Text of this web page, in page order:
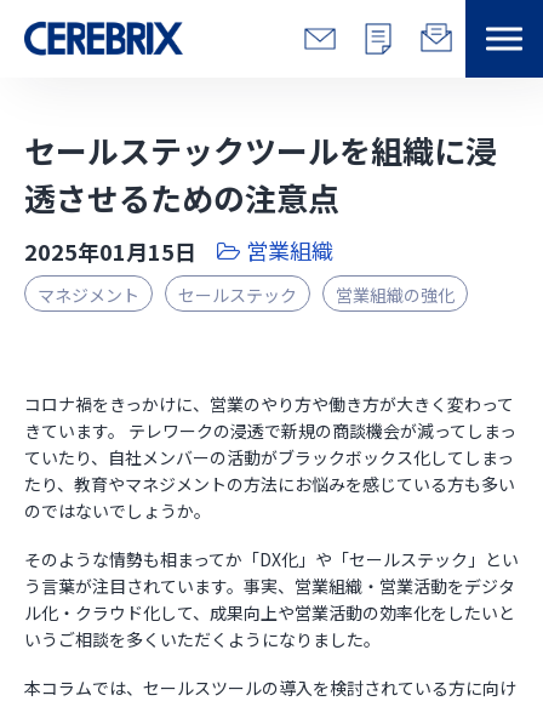
解決できる課題
サービス
セミナー
お役立ち資料
セールステックツールを組織に浸
透させるための注意点
2025年01月15日 営業組織
マネジメント セールステック 営業組織の強化
コロナ禍をきっかけに、営業のやり方や働き方が大きく変わって
きています。 テレワークの浸透で新規の商談機会が減ってしまっ
ていたり、自社メンバーの活動がブラックボックス化してしまっ
たり、教育やマネジメントの方法にお悩みを感じている方も多い
のではないでしょうか。
そのような情勢も相まってか「DX化」や「セールステック」とい
う言葉が注目されています。事実、営業組織・営業活動をデジタ
ル化・クラウド化して、成果向上や営業活動の効率化をしたいと
いうご相談を多くいただくようになりました。
本コラムでは、セールスツールの導入を検討されている方に向け